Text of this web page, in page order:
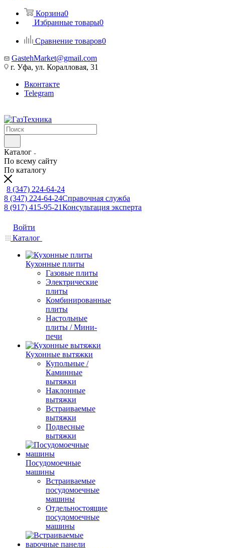
Корзина0
Избранные товары0
Сравнение товаров0
GastehMarket@gmail.com
г. Уфа, ул. Коралловая, 31
Вконтакте
Telegram
Каталог
По всему сайту
По каталогу
8 (347) 224-64-24
8 (347) 224-64-24Справочная служба
8 (917) 415-95-21Консультация эксперта
Войти
Каталог
Кухонные плиты
Газовые плиты
Электрические
плиты
Комбинированные
плиты
Настольные
плиты / Мини-
печи
Кухонные вытяжки
Купольные /
Каминные
вытяжки
Наклонные
вытяжки
Встраиваемые
вытяжки
Подвесные
вытяжки
Посудомоечные
машины
Встраиваемые
посудомоечные
машины
Отдельностоящие
посудомоечные
машины